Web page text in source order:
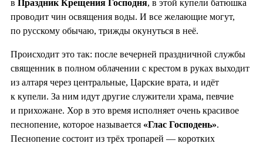
в Праздник Крещения Господня, в этой купели батюшка
проводит чин освящения воды. И все желающие могут,
по русскому обычаю, трижды окунуться в неё.
Происходит это так: после вечерней праздничной службы
священник в полном облачении с крестом в руках выходит
из алтаря через центральные, Царские врата, и идёт
к купели. За ним идут другие служители храма, певчие
и прихожане. Хор в это время исполняет очень красивое
песнопение, которое называется «Глас Господень».
Песнопение состоит из трёх тропарей — коротких